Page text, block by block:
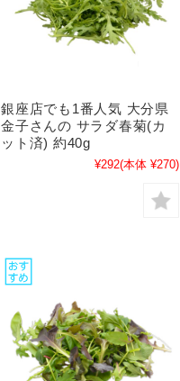
銀座店でも1番人気 大分県
金子さんの サラダ春菊(カ
ット済) 約40g
¥292(本体 ¥270)